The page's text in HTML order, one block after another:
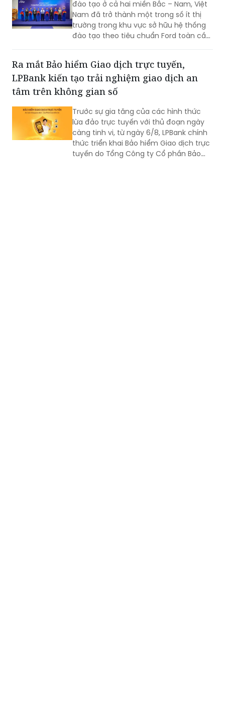
tranh.
đào tạo ở cả hai miền Bắc – Nam, Việt
Nam đã trở thành một trong số ít thị
trường trong khu vực sở hữu hệ thống
đào tạo theo tiêu chuẩn Ford toàn cầu,
Ra mắt Bảo hiểm Giao dịch trực tuyến,
LPBank kiến tạo trải nghiệm giao dịch an
tâm trên không gian số
Trước sự gia tăng của các hình thức
lừa đảo trực tuyến với thủ đoạn ngày
càng tinh vi, từ ngày 6/8, LPBank chính
thức triển khai Bảo hiểm Giao dịch trực
tuyến do Tổng Công ty Cổ phần Bảo